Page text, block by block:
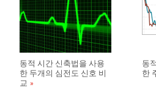
동적 시간 신축법을 사용
한 두개의 심전도 신호 비
교
동
한